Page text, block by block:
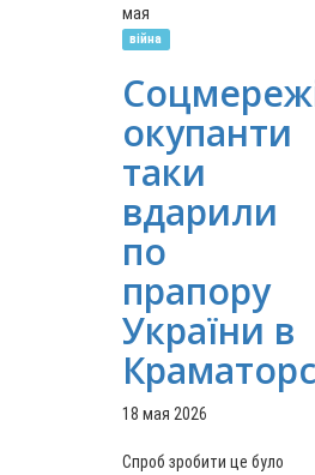
мая
війна
окупанти
таки
вдарили
по
прапору
України в
18 мая 2026
Спроб зробити це було